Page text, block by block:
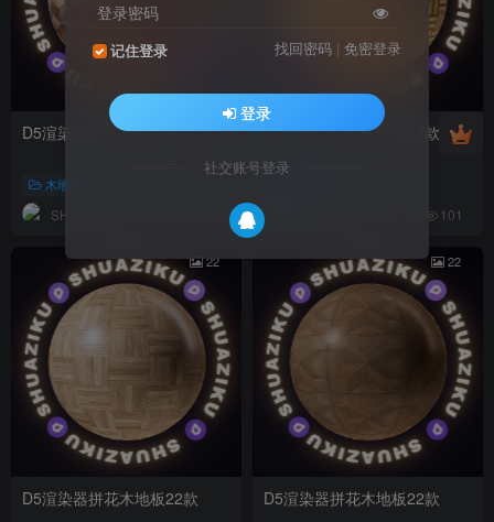
D5渲染器拼花木地板22款
木地板
SHUAZIKU
D5渲染器拼花木地板22款
101
22
D5渲染器拼花木地板22款
22
D5渲染器拼花木地板22款
登录密码
记住登录 找回密码 | 免密登录
登录
社交账号登录